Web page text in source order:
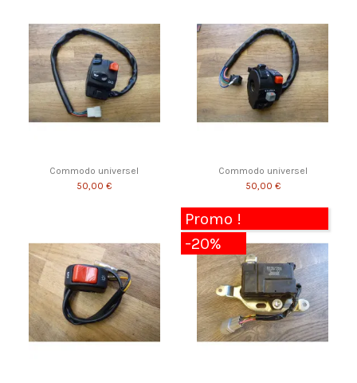
Commodo universel
50,00 €
Commodo universel
50,00 €
Promo !
-20%